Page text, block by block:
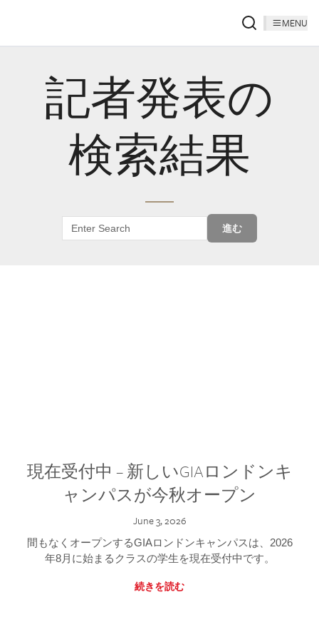
MENU
記者発表の
検索結果
進む
現在受付中 – 新しいGIAロンドンキ
ャンパスが今秋オープン
June 3, 2026
間もなくオープンするGIAロンドンキャンパスは、2026
年8月に始まるクラスの学生を現在受付中です。
続きを読む